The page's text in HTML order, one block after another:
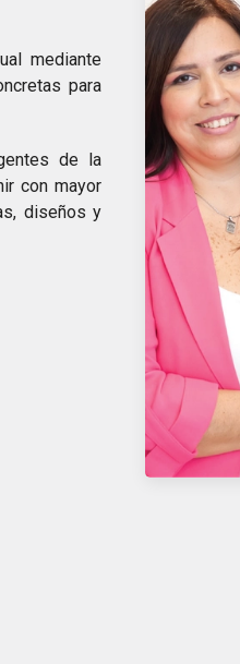
mediante
para
de la
con mayor
diseños y